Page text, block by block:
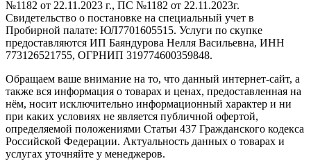
№1182 от 22.11.2023 г., ПС №1182 от 22.11.2023г.
Свидетельство о постановке на специальный учет в
Пробирной палате: ЮЛ7701605515. Услуги по скупке
предоставляются ИП Баяндурова Нелля Васильевна, ИНН
773126521755, ОГРНИП 319774600359848.
Обращаем ваше внимание на то, что данный интернет-сайт, а
также вся информация о товарах и ценах, предоставленная на
нём, носит исключительно информационный характер и ни
при каких условиях не является публичной офертой,
определяемой положениями Статьи 437 Гражданского кодекса
Российской Федерации. Актуальность данных о товарах и
услугах уточняйте у менеджеров.